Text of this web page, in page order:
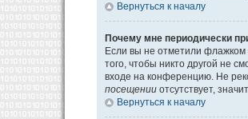
Вернуться к началу
Почему мне периодически
Если вы не отметили флажком
того, чтобы никто другой не
входе на конференцию. Не
посещении отсутствует,
Вернуться к началу